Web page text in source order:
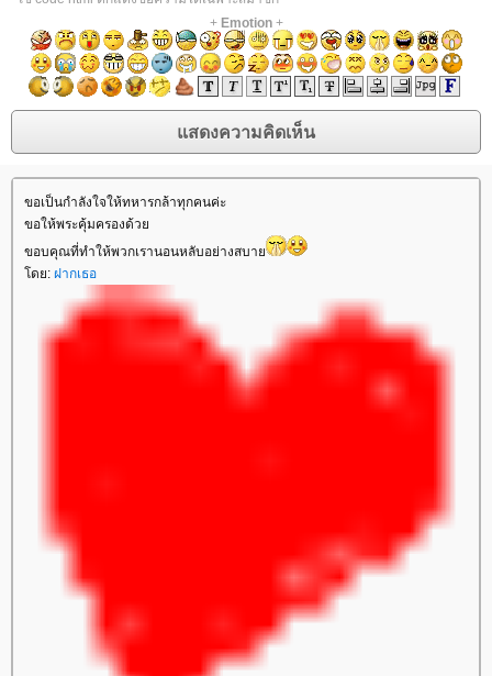
+ Emotion+
ขอเป็นกำลังใจให้ทหารกล้าทุกคนค่ะ
ขอให้พระคุ้มครองด้ว
ขอบคุณที่ทำให้พวกเรานอนหลับอย่างสบา
ดย: ฝากเธอ